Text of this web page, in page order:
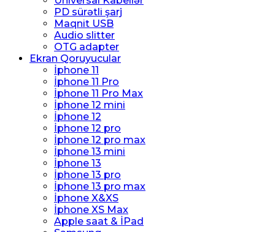
PD sürətli şarj
Maqnit USB
Audio slitter
OTG adapter
Ekran Qoruyucular
İphone 11
İphone 11 Pro
İphone 11 Pro Max
İphone 12 mini
İphone 12
İphone 12 pro
İphone 12 pro max
İphone 13 mini
İphone 13
İphone 13 pro
İphone 13 pro max
İphone X&XS
İphone XS Max
Apple saat & İPad